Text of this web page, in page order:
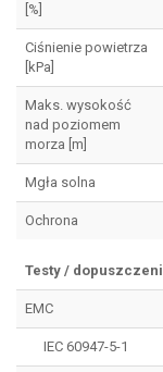
[%]
Ciśnienie powietrza
[kPa]
Maks. wysokość
nad poziomem
morza [m]
Mgła solna
Ochrona
Testy /
EMC
IEC 60947-5-1